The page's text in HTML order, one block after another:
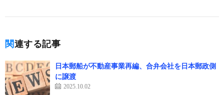
関連する記事
日本郵船が不動産事業再編、合弁会社を日本郵政側
に譲渡
2025.10.02